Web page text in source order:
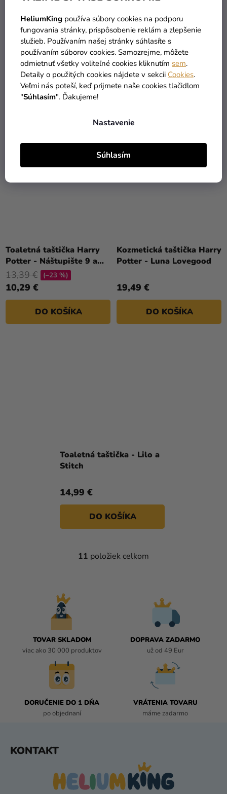
HeliumKing používa súbory cookies na podporu
fungovania stránky, prispôsobenie reklám a zlepšenie
služieb. Používaním našej stránky súhlasíte s
používaním súborov cookies. Samozrejme, môžete
odmietnuť všetky voliteľné cookies kliknutím sem.
Detaily o použitých cookies nájdete v sekcii Cookies.
Veľmi nás poteší, keď prijmete naše cookies tlačidlom
"Súhlasím". Ďakujeme!
Nastavenie
Súhlasím
Toaletná taštička
Fantastické zvery - Newt
Scamander
15,69 €
Toaletná taštička Friends
- Ugly Naked Guy
12,09 €
15,69 € (–22 %)
Toaletná taštička Harry
Potter - Náštupište 9 a
3/4
10,29 €
13,39 € (–23 %)
DO KOŠÍKA
Kozmetická taštička Harry
Potter - Luna Lovegood
19,49 €
DO KOŠÍKA
Toaletná taštička - Lilo a
Stitch
14,99 €
DO KOŠÍKA
O
U
11 položiek celkom
TOVAR SKLADOM
viac ako 30 000 produktov
DOPRAVA ZADARMO
už od 49 Eur
DORUČENIE DO 1 DŇA
po objednaní
VRÁTENIA TOVARU
máme zadarmo
KONTAKT